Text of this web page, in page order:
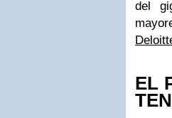
del
EL